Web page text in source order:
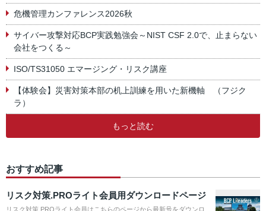
危機管理カンファレンス2026秋
サイバー攻撃対応BCP実践勉強会～NIST CSF 2.0で、止まらない
会社をつくる～
ISO/TS31050 エマージング・リスク講座
【体験会】災害対策本部の机上訓練を用いた新機軸 （フジク
ラ）
もっと読む
おすすめ記事
リスク対策.PROライト会員用ダウンロードページ
リスク対策.PROライト会員はこちらのページから最新号をダウンロ